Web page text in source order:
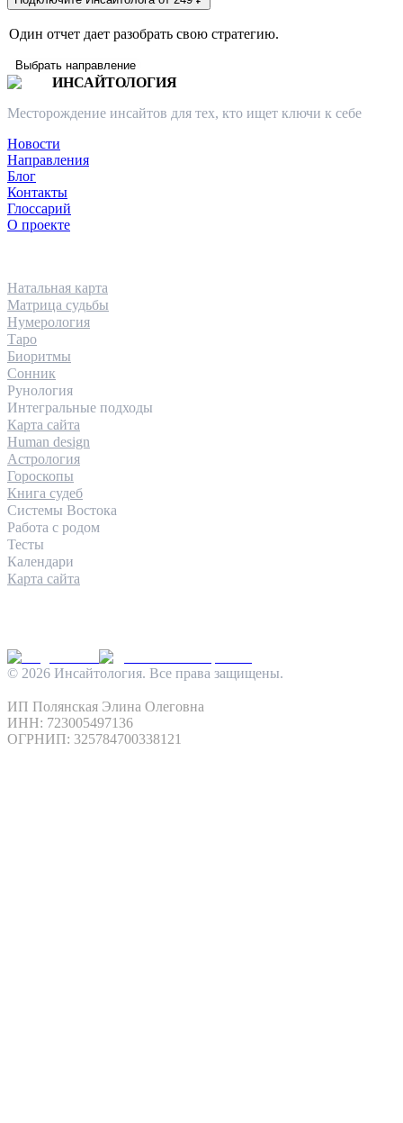
Один отчет дает разобрать свою стратегию.
Выбрать направление
ИНСАЙТОЛОГИЯ
Месторождение инсайтов для тех, кто ищет ключи к себе
Новости
Направления
Блог
Контакты
Глоссарий
О проекте
Натальная карта
Матрица судьбы
Нумерология
Таро
Биоритмы
Сонник
Рунология
Интегральные подходы
Карта сайта
Human design
Астрология
Гороскопы
Книга судеб
Системы Востока
Работа с родом
Тесты
Календари
Карта сайта
© 2026 Инсайтология. Все права защищены.
ИП Полянская Элина Олеговна
ИНН: 723005497136
ОГРНИП: 325784700338121